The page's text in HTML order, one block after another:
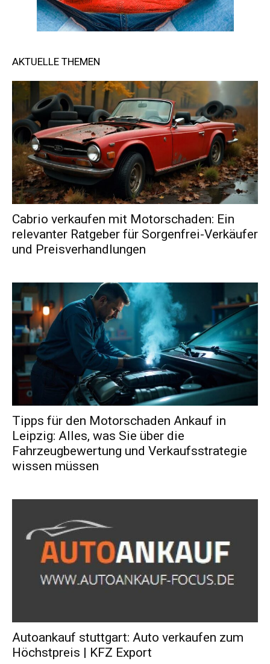
AKTUELLE THEMEN
Cabrio verkaufen mit Motorschaden: Ein
relevanter Ratgeber für Sorgenfrei-Verkäufer
und Preisverhandlungen
Tipps für den Motorschaden Ankauf in
Leipzig: Alles, was Sie über die
Fahrzeugbewertung und Verkaufsstrategie
wissen müssen
Autoankauf stuttgart: Auto verkaufen zum
Höchstpreis | KFZ Export